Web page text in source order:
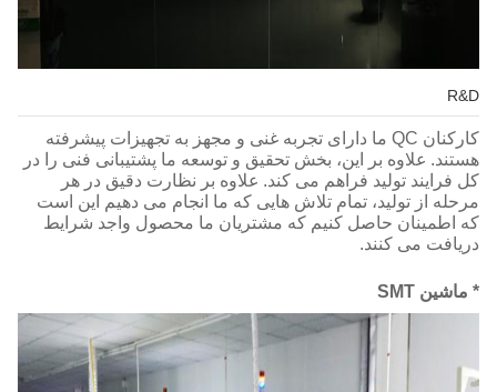
R&D
کارکنان QC ما دارای تجربه غنی و مجهز به تجهیزات پیشرفته
هستند. علاوه بر این، بخش تحقیق و توسعه ما پشتیبانی فنی را در
کل فرایند تولید فراهم می کند. علاوه بر نظارت دقیق در هر
مرحله از تولید، تمام تلاش هایی که ما انجام می دهیم این است
که اطمینان حاصل کنیم که مشتریان ما محصول واجد شرایط
دریافت می کنند.
* ماشین SMT